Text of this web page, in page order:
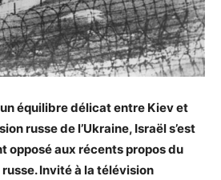
équilibre délicat entre Kiev et
russe de l’Ukraine, Israël s’est
opposé aux récents propos du
Invité à la télévision